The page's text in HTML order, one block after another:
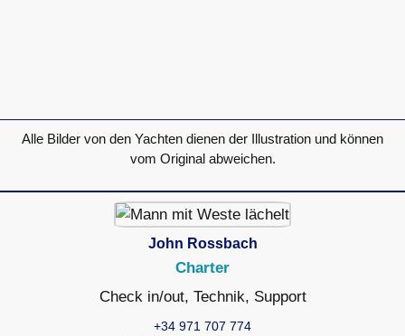
Alle Bilder von den Yachten dienen der Illustration und können
vom Original abweichen.
John Rossbach
Charter
Check in/out, Technik, Support
+34 971 707 774